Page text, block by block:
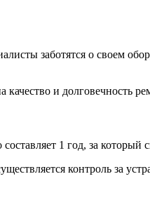
заботятся о своем
и долговечность
1 год, за который
контроль за